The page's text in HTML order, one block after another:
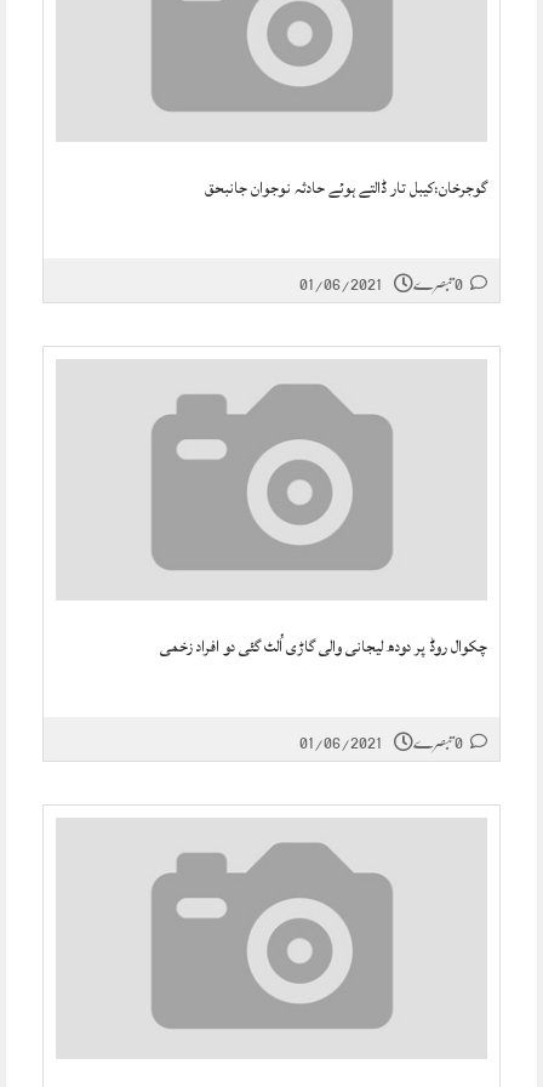
گوجرخان:کیبل تار ڈالتے ہوئے حادثہ نوجوان جانبحق
01/06/2021
چکوال روڈ پر دودھ لیجانی والی گاڑی اُلٹ گئی دو افراد زخمی
01/06/2021